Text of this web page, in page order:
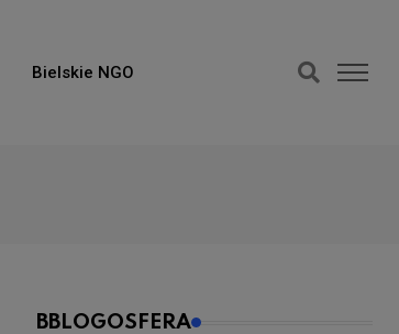
Bielskie NGO
BBLOGOSFERA